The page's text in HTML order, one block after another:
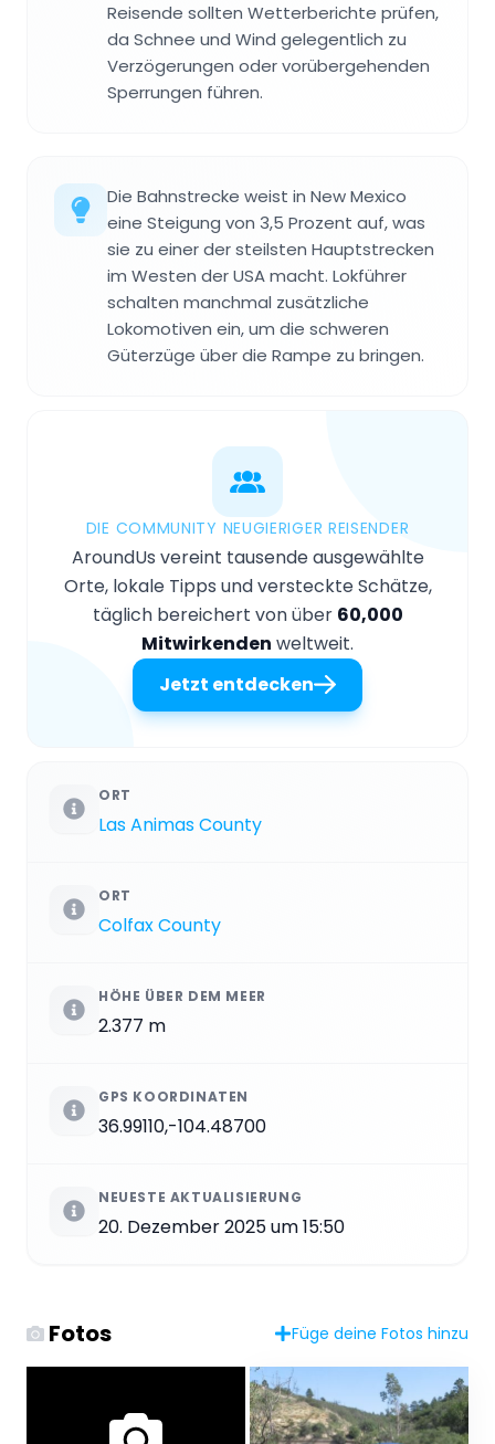
Reisende sollten Wetterberichte prüfen,
da Schnee und Wind gelegentlich zu
Verzögerungen oder vorübergehenden
Sperrungen führen.
Die Bahnstrecke weist in New Mexico
eine Steigung von 3,5 Prozent auf, was
sie zu einer der steilsten Hauptstrecken
im Westen der USA macht. Lokführer
schalten manchmal zusätzliche
Lokomotiven ein, um die schweren
Güterzüge über die Rampe zu bringen.
DIE COMMUNITY NEUGIERIGER REISENDER
AroundUs vereint tausende ausgewählte
Orte, lokale Tipps und versteckte Schätze,
täglich bereichert von über 60,000
Mitwirkenden weltweit.
Jetzt entdecken
ORT
Las Animas County
ORT
Colfax County
HÖHE ÜBER DEM MEER
2.377 m
GPS KOORDINATEN
36.99110,-104.48700
NEUESTE AKTUALISIERUNG
20. Dezember 2025 um 15:50
Fotos Füge deine Fotos hinzu